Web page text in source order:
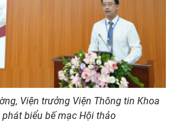
Viện trưởng Viện Thông tin Khoa
biểu bế mạc Hội thảo